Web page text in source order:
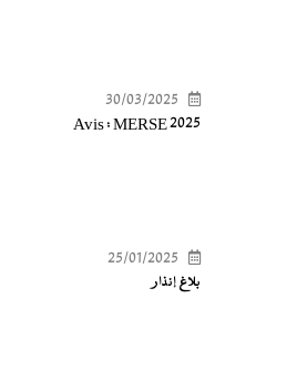
30/03/2025
Avis : MERSE 2025
25/01/2025
بلاغ إنذار